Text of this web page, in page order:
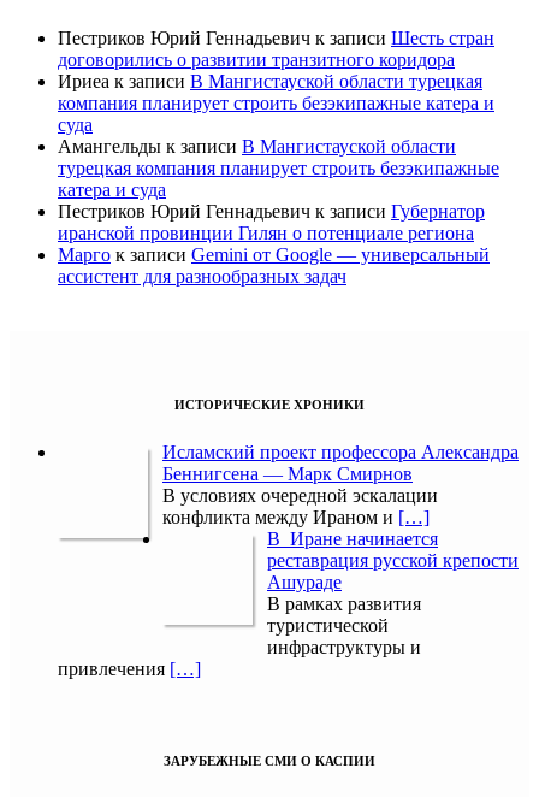
Пестриков Юрий Геннадьевич к записи Шесть стран
договорились о развитии транзитного коридора
Ириеа к записи В Мангистауской области турецкая
компания планирует строить безэкипажные катера и
суда
Амангельды к записи В Мангистауской области
турецкая компания планирует строить безэкипажные
катера и суда
Пестриков Юрий Геннадьевич к записи Губернатор
иранской провинции Гилян о потенциале региона
Марго к записи Gemini от Google — универсальный
ассистент для разнообразных задач
ИСТОРИЧЕСКИЕ ХРОНИКИ
Исламский проект профессора Александра
Беннигсена — Марк Смирнов
В условиях очередной эскалации
конфликта между Ираном и […]
В Иране начинается
реставрация русской крепости
Ашураде
В рамках развития
туристической
инфраструктуры и
привлечения […]
ЗАРУБЕЖНЫЕ СМИ О КАСПИИ